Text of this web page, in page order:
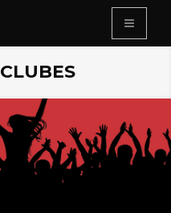
CLUBES